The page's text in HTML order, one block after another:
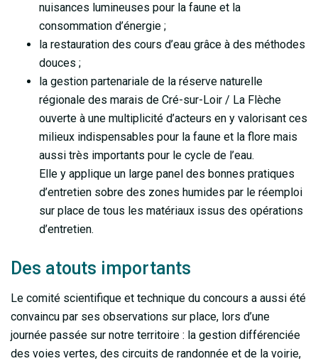
nuisances lumineuses pour la faune et la
consommation d’énergie ;
la restauration des cours d’eau grâce à des méthodes
douces ;
la gestion partenariale de la réserve naturelle
régionale des marais de Cré-sur-Loir / La Flèche
ouverte à une multiplicité d’acteurs en y valorisant ces
milieux indispensables pour la faune et la flore mais
aussi très importants pour le cycle de l’eau.
Elle y applique un large panel des bonnes pratiques
d’entretien sobre des zones humides par le réemploi
sur place de tous les matériaux issus des opérations
d’entretien.
Des atouts importants
Le comité scientifique et technique du concours a aussi été
convaincu par ses observations sur place, lors d’une
journée passée sur notre territoire : la gestion différenciée
des voies vertes, des circuits de randonnée et de la voirie,